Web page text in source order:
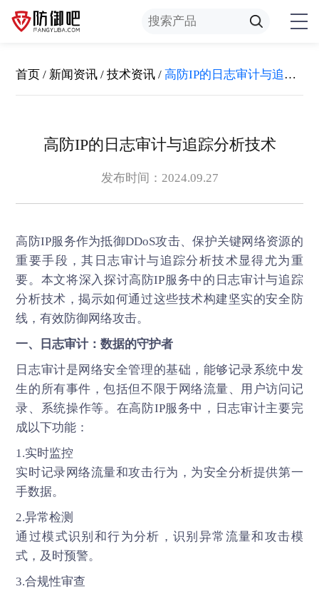
首页 / 新闻资讯 /技术资讯 /高防IP的日志审计与追踪分析技术
高防IP的日志审计与追踪分析技术
发布时间：2024.09.27
高防IP服务作为抵御DDoS攻击、保护关键网络资源的
重要手段，其日志审计与追踪分析技术显得尤为重
要。本文将深入探讨高防IP服务中的日志审计与追踪
分析技术，揭示如何通过这些技术构建坚实的安全防
线，有效防御网络攻击。
一、日志审计：数据的守护者
日志审计是网络安全管理的基础，能够记录系统中发
生的所有事件，包括但不限于网络流量、用户访问记
录、系统操作等。在高防IP服务中，日志审计主要完
成以下功能：
1.实时监控
实时记录网络流量和攻击行为，为安全分析提供第一
手数据。
2.异常检测
通过模式识别和行为分析，识别异常流量和攻击模
式，及时预警。
3.合规性审查